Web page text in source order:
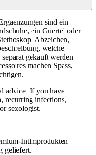
sind ein
ein Guertel oder
Abzeichen,
welche
gekauft werden
machen Spass,
advice. If you have
recurring infections,
sexologist.
Intimprodukten
geliefert.